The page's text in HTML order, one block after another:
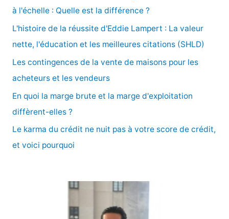
r
:
à l'échelle : Quelle est la différence ?
L'histoire de la réussite d'Eddie Lampert : La valeur
nette, l'éducation et les meilleures citations (SHLD)
Les contingences de la vente de maisons pour les
acheteurs et les vendeurs
En quoi la marge brute et la marge d'exploitation
diffèrent-elles ?
Le karma du crédit ne nuit pas à votre score de crédit,
et voici pourquoi